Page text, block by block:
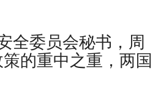
全委员会秘书，周
的重中之重，两国